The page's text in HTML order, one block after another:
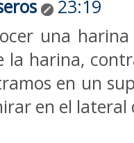
23:19
una
la harina,
en un
en el